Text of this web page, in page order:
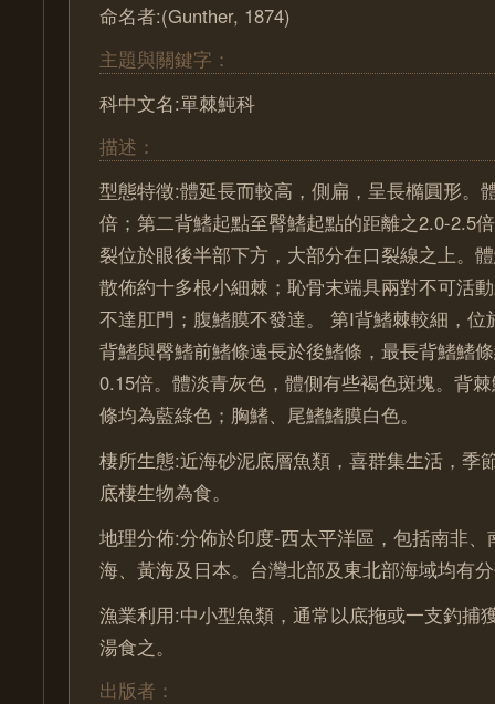
命名者:(Gunther, 1874)
主題與關鍵字：
科中文名:單棘魨科
描述：
型態特徵:體延長而較高，側扁，呈長橢圓形。
倍；第二背鰭起點至臀鰭起點的距離之2.0-2.5
裂位於眼後半部下方，大部分在口裂線之上。
散佈約十多根小細棘；恥骨末端具兩對不可活
不達肛門；腹鰭膜不發達。 第I背鰭棘較細，位
背鰭與臀鰭前鰭條遠長於後鰭條，最長背鰭鰭
0.15倍。體淡青灰色，體側有些褐色斑塊。背
條均為藍綠色；胸鰭、尾鰭鰭膜白色。
棲所生態:近海砂泥底層魚類，喜群集生活，季
底棲生物為食。
地理分佈:分佈於印度-西太平洋區，包括南非
海、黃海及日本。台灣北部及東北部海域均有
漁業利用:中小型魚類，通常以底拖或一支釣捕
湯食之。
出版者：